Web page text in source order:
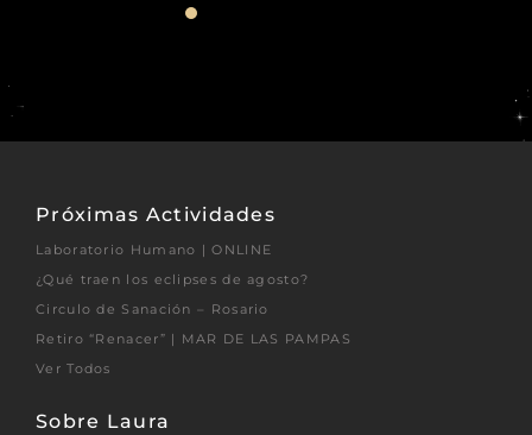
Próximas Actividades
Laboratorio Humano | ONLINE
¿Qué traen los eclipses de agosto?
Circulo de Sanación – Rosario
Retiro “Renacer” | MAR DE LAS PAMPAS
Ver Todos
Sobre Laura